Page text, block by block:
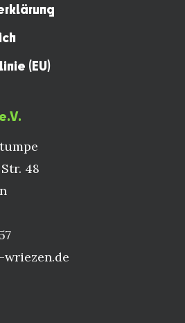
(EU)
48
wriezen.de